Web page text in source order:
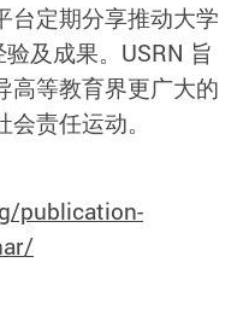
台定期分享推动大学
及成果。USRN 旨
高等教育界更广大的
责任运动。
publication-